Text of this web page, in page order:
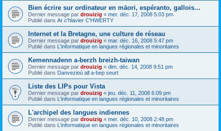
Bien écrire sur ordinateur en māori, espéranto, gallois...
Dernier message par drouizig « mer. déc. 17, 2008 5:03 pm
Publié dans Ar c'hlavier C'HWERTY
Internet et la Bretagne, une culture de réseau
Dernier message par drouizig « mar. déc. 16, 2008 5:47 pm
Publié dans L'informatique en langues régionales et minoritaires
Kemennadenn a-berzh breizh-taiwan
Dernier message par drouizig « dim. déc. 14, 2008 9:51 pm
Publié dans Danvezioù all a-bep seurt
Liste des LIPs pour Vista
Dernier message par drouizig « jeu. déc. 11, 2008 6:09 pm
Publié dans L'informatique en langues régionales et minoritaires
L'archipel des langues indiennes
Dernier message par drouizig « mer. déc. 10, 2008 2:48 pm
Publié dans L'informatique en langues régionales et minoritaires